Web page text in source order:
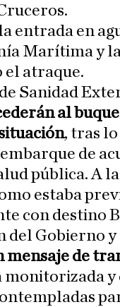
entrada en
Marítima y
el atraque.
Sanidad
al
, tras
de
pública. A
estaba
con destino
del Gobierno
mensaje de
monitorizada y